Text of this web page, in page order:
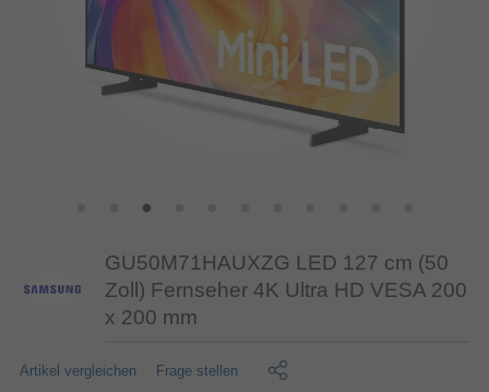
GU50M71HAUXZG LED 127 cm (50
Zoll) Fernseher 4K Ultra HD VESA 200
x 200 mm
Artikel vergleichen Frage stellen